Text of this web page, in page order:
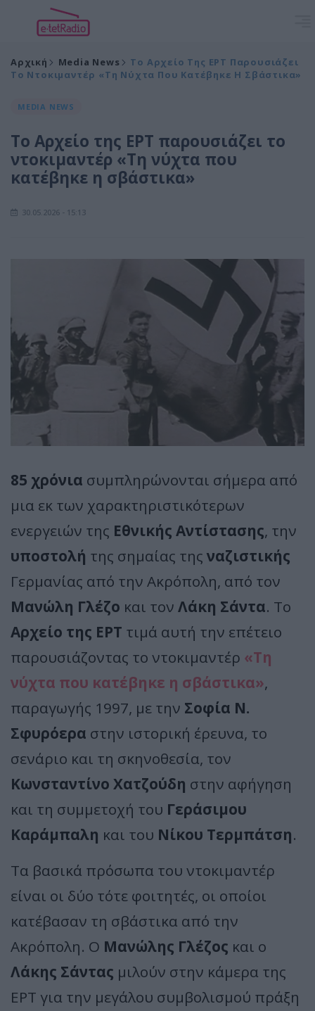
Αρχική Media News
Το Αρχείο Της ΕΡΤ Παρουσιάζει
Το Ντοκιμαντέρ «Τη Νύχτα Που Κατέβηκε Η Σβάστικα»
MEDIA NEWS
Το Αρχείο της ΕΡΤ παρουσιάζει το
ντοκιμαντέρ «Τη νύχτα που
κατέβηκε η σβάστικα»
30.05.2026 - 15:13
85 χρόνια συμπληρώνονται σήμερα από
μια εκ των χαρακτηριστικότερων
ενεργειών της Εθνικής Αντίστασης, την
υποστολή της σημαίας της ναζιστικής
Γερμανίας από την Ακρόπολη, από τον
Μανώλη Γλέζο και τον Λάκη Σάντα. Το
Αρχείο της ΕΡΤ τιμά αυτή την επέτειο
παρουσιάζοντας το ντοκιμαντέρ «Τη
νύχτα που κατέβηκε η σβάστικα»,
παραγωγής 1997, με την Σοφία Ν.
Σφυρόερα στην ιστορική έρευνα, το
σενάριο και τη σκηνοθεσία, τον
Κωνσταντίνο Χατζούδη στην αφήγηση
και τη συμμετοχή του Γεράσιμου
Καράμπαλη και του Νίκου Τερμπάτση.
Τα βασικά πρόσωπα του ντοκιμαντέρ
είναι οι δύο τότε φοιτητές, οι οποίοι
κατέβασαν τη σβάστικα από την
Ακρόπολη. Ο Μανώλης Γλέζος και ο
Λάκης Σάντας μιλούν στην κάμερα της
ΕΡΤ για την μεγάλου συμβολισμού πράξη